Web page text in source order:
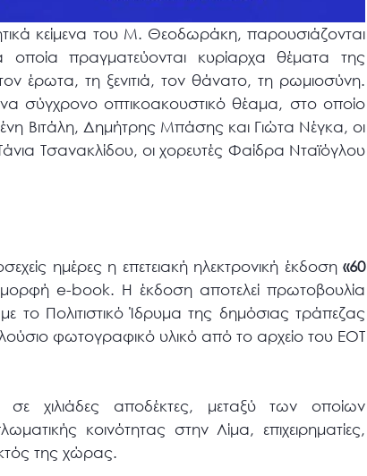
κείμενα του Μ. Θεοδωράκη, παρουσιάζονται
πραγματεύονται κυρίαρχα θέματα της
έρωτα, τη ξενιτιά, τον θάνατο, τη ρωμιοσύνη.
σύγχρονο οπτικοακουστικό θέαμα, στο οποίο
Βιτάλη, Δημήτρης Μπάσης και Γιώτα Νέγκα, οι
Τσανακλίδου, οι χορευτές Φαίδρα Νταϊόγλου
ημέρες η επετειακή ηλεκτρονική έκδοση«60
e-book. Η έκδοση αποτελεί πρωτοβουλία
το Πολιτιστικό Ίδρυμα της δημόσιας τράπεζας
φωτογραφικό υλικό από το αρχείο του ΕΟΤ
σε χιλιάδες αποδέκτες, μεταξύ των οποίων
κοινότητας στην Λίμα, επιχειρηματίες,
της χώρας.